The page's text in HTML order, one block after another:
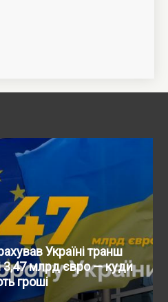
Україні транш
3,47 млрд євро — куди
гроші